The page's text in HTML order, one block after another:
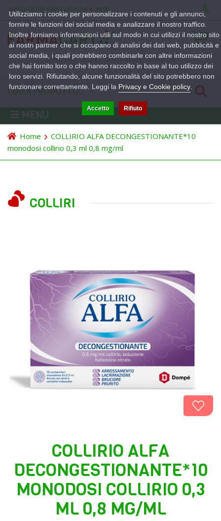
SPEDIZIONE GRATUITA DA € 49,90
LE NOSTRE GUIDE GLUTEN FREE COUPON
MENU
Home
COLLIRIO ALFA DECONGESTIONANTE*10
monodosi collirio 0,3 ml 0,8 mg/ml
COLLIRI
COLLIRIO ALFA
DECONGESTIONANTE*10
MONODOSI COLLIRIO 0,3
ML 0,8 MG/ML
Utilizziamo i cookie per personalizzare i contenuti e gli annunci,
fornire le funzioni dei social media e analizzare il nostro traffico.
Inoltre forniamo informazioni utili sul modo in cui utilizzi il nostro sito
ai nostri partner che si occupano di analisi dei dati web, pubblicità e
social media, i quali potrebbero combinarle con altre informazioni
che hai fornito loro o che hanno raccolto in base al tuo utilizzo dei
loro servizi. Rifiutando, alcune funzionalità del sito potrebbero non
funzionare correttamente. Leggi la Privacy e Cookie policy
Accetto Rifiuto